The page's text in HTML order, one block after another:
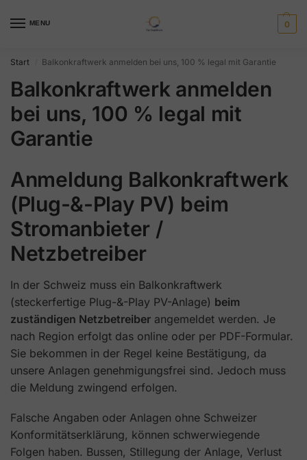
MENU 0
Start Balkonkraftwerk anmelden bei uns, 100 % legal mit Garantie
Balkonkraftwerk anmelden
bei uns, 100 % legal mit
Garantie
Anmeldung Balkonkraftwerk
(Plug-&-Play PV) beim
Stromanbieter /
Netzbetreiber
In der Schweiz muss ein Balkonkraftwerk
(steckerfertige Plug-&-Play PV-Anlage) beim
zuständigen Netzbetreiber angemeldet werden. Je
nach Region erfolgt das online oder per PDF-Formular.
Sie bekommen in der Regel keine Bestätigung, da
unsere Anlagen genehmigungsfrei sind. Jedoch muss
die Meldung zwingend erfolgen.
Falsche Angaben oder Anlagen ohne Schweizer
Konformitätserklärung, können schwerwiegende
Folgen haben. Bussen, Stillegung der Anlage, Verlust